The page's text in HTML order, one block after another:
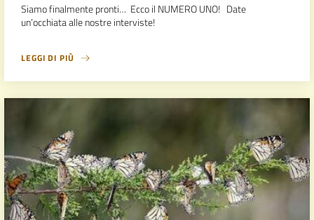
Siamo finalmente pronti… Ecco il NUMERO UNO! Date
un’occhiata alle nostre interviste!
LEGGI DI PIÙ